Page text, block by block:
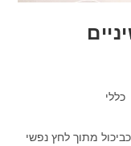
מתוך לחץ נפשי